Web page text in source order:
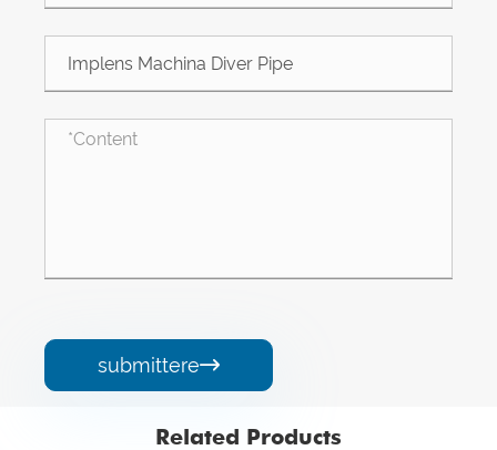
submittere
Related Products